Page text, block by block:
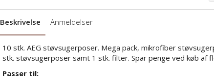
Beskrivelse Anmeldelser
10 stk. AEG støvsugerposer. Mega pack, mikrofiber
stk. støvsugerposer samt 1 stk. filter. Spar penge ved køb af
Passer til: